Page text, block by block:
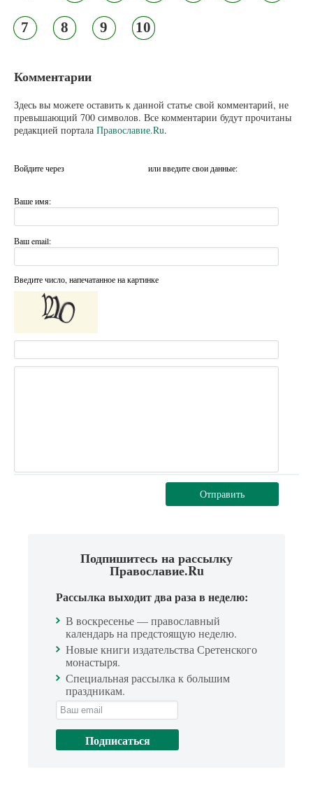
7 8 9 10
Комментарии
Здесь вы можете оставить к данной статье свой комментарий, не
превышающий 700 символов. Все комментарии будут прочитаны
редакцией портала Православие.Ru.
Войдите через или введите свои данные:
Ваше имя:
Ваш email:
Введите число, напечатанное на картинке
Отправить
Подпишитесь на рассылку
Православие.Ru
Рассылка выходит два раза в неделю:
В воскресенье — православный
календарь на предстоящую неделю.
Новые книги издательства Сретенского
монастыря.
Специальная рассылка к большим
праздникам.